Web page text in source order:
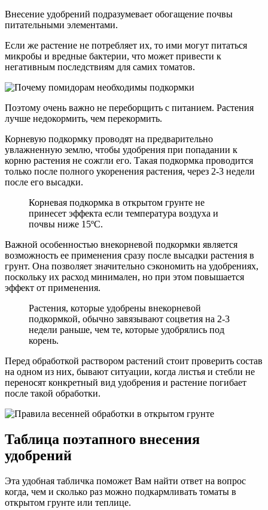
Внесение удобрений подразумевает обогащение почвы
питательными элементами.
Если же растение не потребляет их, то ими могут питаться
микробы и вредные бактерии, что может привести к
негативным последствиям для самих томатов.
Поэтому очень важно не переборщить с питанием. Растения
лучше недокормить, чем перекормить.
Корневую подкормку проводят на предварительно
увлажненную землю, чтобы удобрения при попадании к
корню растения не сожгли его. Такая подкормка проводится
только после полного укоренения растения, через 2-3 недели
после его высадки.
Корневая подкормка в открытом грунте не
принесет эффекта если температура воздуха и
почвы ниже 15ºС.
Важной особенностью внекорневой подкормки является
возможность ее применения сразу после высадки растения в
грунт. Она позволяет значительно сэкономить на удобрениях,
поскольку их расход минимален, но при этом повышается
эффект от применения.
Растения, которые удобрены внекорневой
подкормкой, обычно завязывают соцветия на 2-3
недели раньше, чем те, которые удобрялись под
корень.
Перед обработкой раствором растений стоит проверить состав
на одном из них, бывают ситуации, когда листья и стебли не
переносят конкретный вид удобрения и растение погибает
после такой обработки.
Таблица поэтапного внесения
удобрений
Эта удобная табличка поможет Вам найти ответ на вопрос
когда, чем и сколько раз можно подкармливать томаты в
открытом грунте или теплице.